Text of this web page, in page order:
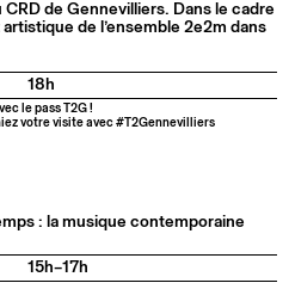
de Gennevilliers. Dans le cadre
de l’ensemble 2e2m dans
18h
le pass T2G !
votre visite avec #T2Gennevilliers
: la musique contemporaine
15h–17h